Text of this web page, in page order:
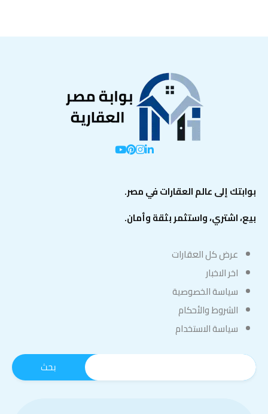
بوابتك إلى عالم العقارات في مصر.
بيع، اشتري، واستثمر بثقة وأمان.
عرض كل العقارات
اخر الاخبار
سياسة الخصوصية
الشروط والأحكام
سياسة الاستخدام